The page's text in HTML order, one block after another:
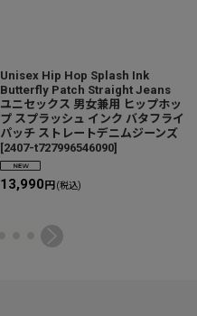
Unisex Hip Hop Splash Ink
Butterfly Patch Straight Jeans
ユニセックス 男女兼用 ヒップホッ
プ スプラッシュ インク バタフライ
パッチ ストレートデニムジーンズ
[2407-t727996546090]
13,990 円 (税込)